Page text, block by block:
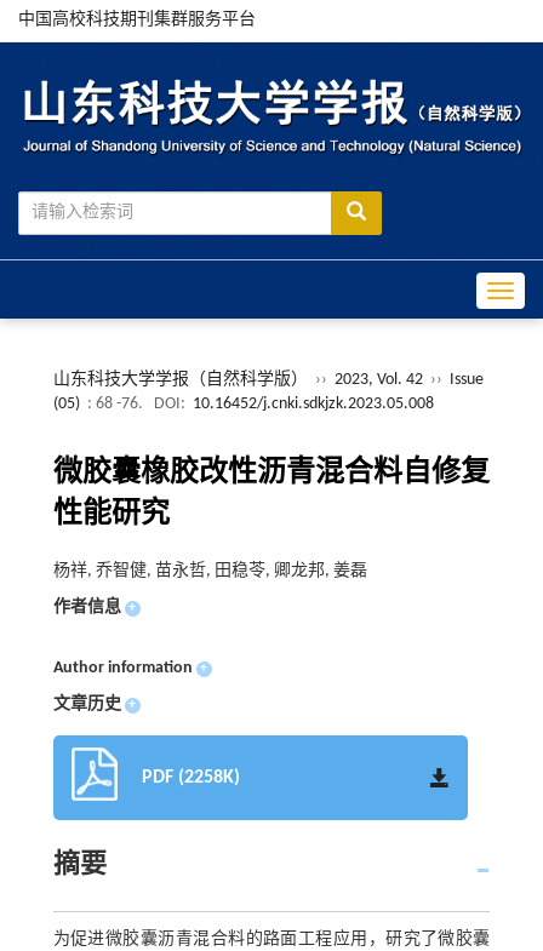
中国高校科技期刊集群服务平台
山东科技大学学报（自然科学版） ›› 2023, Vol. 42 ›› Issue
(05) : 68 -76. DOI: 10.16452/j.cnki.sdkjzk.2023.05.008
微胶囊橡胶改性沥青混合料自修复
性能研究
杨祥, 乔智健, 苗永哲, 田稳苓, 卿龙邦, 姜磊
作者信息 +
Author information +
文章历史 +
PDF (2258K)
摘要
为促进微胶囊沥青混合料的路面工程应用，研究了微胶囊